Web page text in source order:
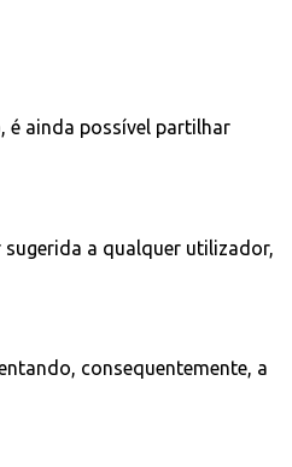
é ainda possível partilhar
sugerida a qualquer utilizador,
consequentemente, a